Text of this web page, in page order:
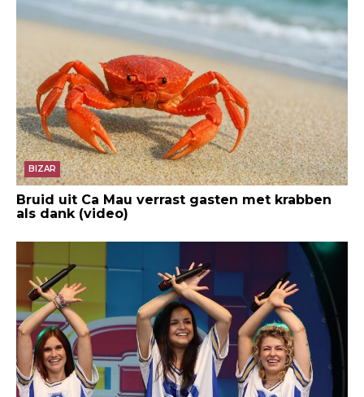
BIZAR
Bruid uit Ca Mau verrast gasten met krabben
als dank (video)